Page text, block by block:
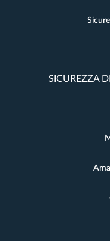
SICUREZZA